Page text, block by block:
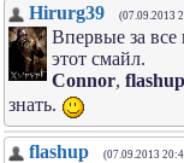
Hirurg39 (07.09.2013
Впервые за
этот смайл.
Connor, flashup
знать.
flashup (07.09.2013